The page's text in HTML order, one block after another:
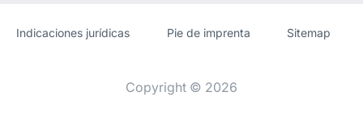
Sitio
[Website
Indicaciones jurídicas Pie de imprenta Sitemap
Copyright © 2026